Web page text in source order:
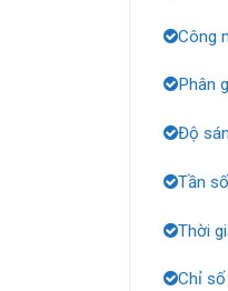
Công
Phân
Độ
Tần
Thời
Chỉ